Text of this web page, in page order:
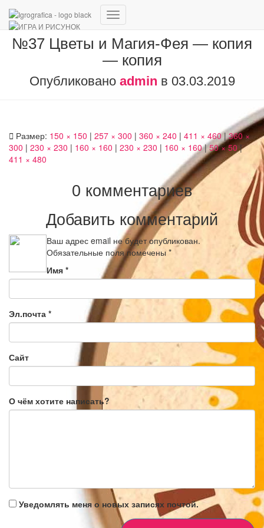
Переключить
навигацию
№37 Цветы и Магия-Фея — копия
— копия
Опубликовано admin в 03.03.2019
Размер: 150 × 150 | 257 × 300 | 360 × 240 | 411 × 460 | 360 ×
300 | 230 × 230 | 160 × 160 | 230 × 230 | 160 × 160 | 50 × 50 |
411 × 480
0 комментариев
Добавить комментарий
Ваш адрес email не будет опубликован.
Обязательные поля помечены *
Имя *
Эл.почта *
Сайт
О чём хотите написать?
Уведомлять меня о новых записях почтой.